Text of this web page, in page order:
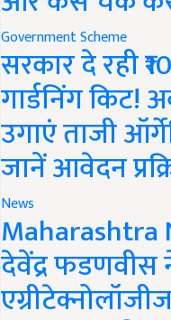
Government Scheme
सरकार दे रही
गार्डनिंग किट!
उगाएं ताजी
जानें आवेदन
News
Maharashtra
देवेंद्र फडणवीस